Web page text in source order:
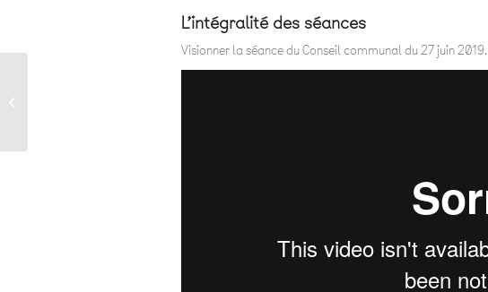
L’intégralité des séances
Visionner la séance du Conseil communal du 27 juin 2019.